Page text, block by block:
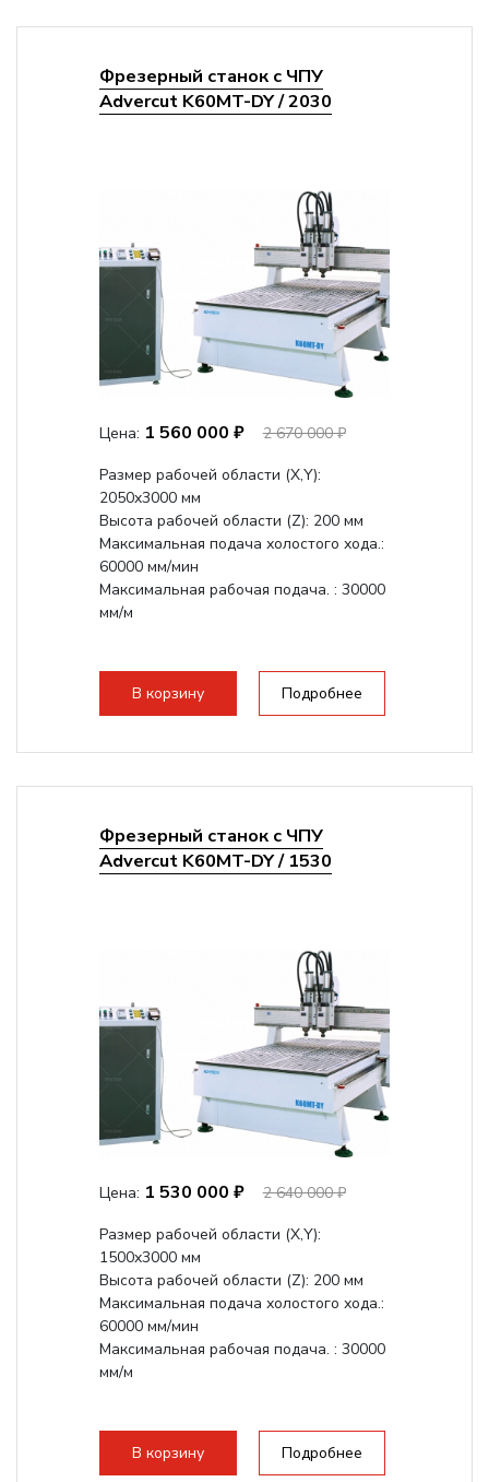
Фрезерный станок с ЧПУ
Advercut K60MT-DY / 2030
Цена: 1 560 000 ₽
2 670 000 ₽
Размер рабочей области (Х,Y):
2050x3000 мм
Высота рабочей области (Z): 200 мм
Максимальная подача холостого хода.:
60000 мм/мин
Максимальная рабочая подача. : 30000
мм/м
В корзину Подробнее
Фрезерный станок с ЧПУ
Advercut K60MT-DY / 1530
Цена: 1 530 000 ₽
2 640 000 ₽
Размер рабочей области (Х,Y):
1500x3000 мм
Высота рабочей области (Z): 200 мм
Максимальная подача холостого хода.:
60000 мм/мин
Максимальная рабочая подача. : 30000
мм/м
В корзину Подробнее